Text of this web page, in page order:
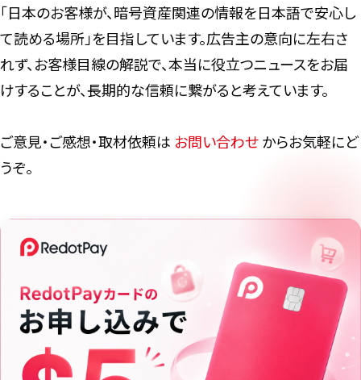
「日本のお客様が、暗号資産関連の情報を日本語で安心し
て読める場所」を目指しています。広告主の意向に左右さ
れず、お客様目線の解説で、本当に役立つニュースをお届
けすることが、長期的な信頼に繋がると考えています。
ご意見・ご感想・取材依頼は お問い合わせからお気軽にど
うぞ。